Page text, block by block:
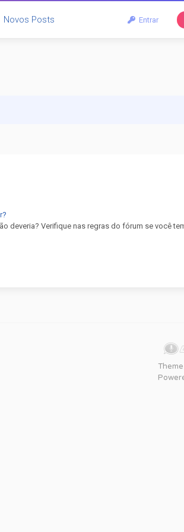
Entrar
Novos Posts
deveria? Verifique nas regras do fórum se você